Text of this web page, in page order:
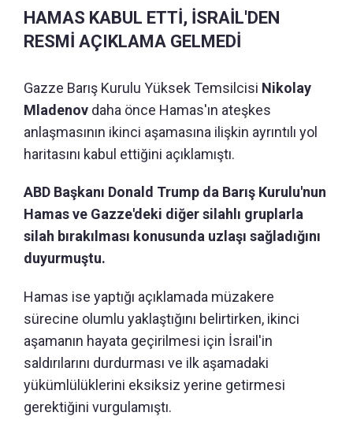
HAMAS KABUL ETTİ, İSRAİL'DEN
RESMİ AÇIKLAMA GELMEDİ
Gazze Barış Kurulu Yüksek Temsilcisi Nikolay
Mladenov daha önce Hamas'ın ateşkes
anlaşmasının ikinci aşamasına ilişkin ayrıntılı yol
haritasını kabul ettiğini açıklamıştı.
ABD Başkanı Donald Trump da Barış Kurulu'nun
Hamas ve Gazze'deki diğer silahlı gruplarla
silah bırakılması konusunda uzlaşı sağladığını
duyurmuştu.
Hamas ise yaptığı açıklamada müzakere
sürecine olumlu yaklaştığını belirtirken, ikinci
aşamanın hayata geçirilmesi için İsrail'in
saldırılarını durdurması ve ilk aşamadaki
yükümlülüklerini eksiksiz yerine getirmesi
gerektiğini vurgulamıştı.